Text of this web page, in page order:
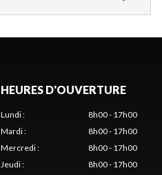
HEURES D'OUVERTURE
Lundi:
8h00 - 17h00
Mardi:
8h00 - 17h00
Mercredi:
8h00 - 17h00
Jeudi:
8h00 - 17h00